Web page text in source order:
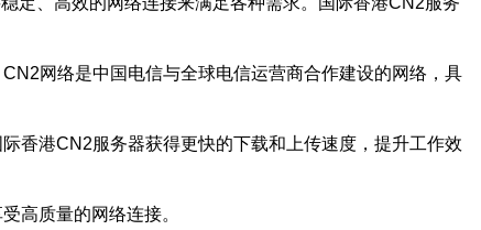
网络是中国电信与全球电信运营商合作建设的网络，具
香港CN2服务器获得更快的下载和上传速度，提升工作效
高质量的网络连接。